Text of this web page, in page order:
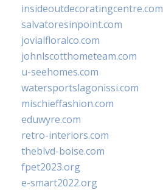
insideoutdecoratingcentre.com
salvatoresinpoint.com
jovialfloralco.com
johnlscotthometeam.com
u-seehomes.com
watersportslagonissi.com
mischieffashion.com
eduwyre.com
retro-interiors.com
theblvd-boise.com
fpet2023.org
e-smart2022.org